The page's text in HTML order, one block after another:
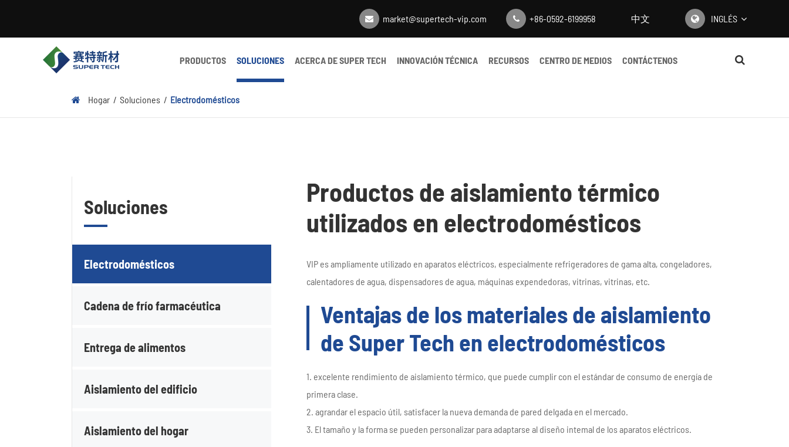
market@supertech-vip.com +86-0592-6199958 中文 INGLÉS
português
PRODUCTOS SOLUCIONES ACERCA DE SUPER TECH INNOVACIÓN TÉCNICA RECURSOS CENTRO DE MEDIOS CONTÁCTENOS
Hogar Soluciones Electrodomésticos
Soluciones
Electrodomésticos
Cadena de frío farmacéutica
Entrega de alimentos
Aislamiento del edificio
Aislamiento del hogar
Productos de aislamiento térmico
utilizados en electrodomésticos
VIP es ampliamente utilizado en aparatos eléctricos, especialmente refrigeradores de gama alta, congeladores,
calentadores de agua, dispensadores de agua, máquinas expendedoras, vitrinas, vitrinas, etc.
Ventajas de los materiales de aislamiento
de Super Tech en electrodomésticos
1. excelente rendimiento de aislamiento térmico, que puede cumplir con el estándar de consumo de energía de
primera clase.
2. agrandar el espacio útil, satisfacer la nueva demanda de pared delgada en el mercado.
3. El tamaño y la forma se pueden personalizar para adaptarse al diseño intemal de los aparatos eléctricos.